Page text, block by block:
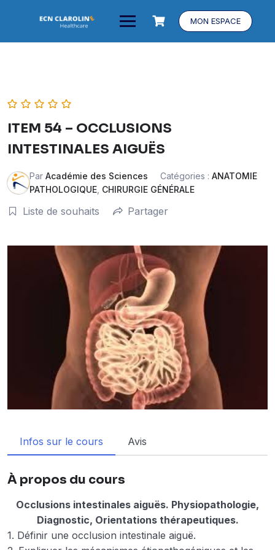
MON ESPACE
ITEM 54 – OCCLUSIONS
INTESTINALES AIGUËS
Par Académie des Sciences Catégories : ANATOMIE
PATHOLOGIQUE CHIRURGIE GÉNÉRALE
Liste de souhaits Partager
Infos sur le cours Avis
À propos du cours
Occlusions intestinales aiguës. Physiopathologie,
Diagnostic, Orientations thérapeutiques.
1. Définir une occlusion intestinale aiguë.